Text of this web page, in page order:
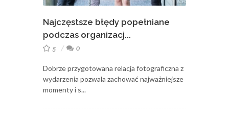
Najczęstsze błędy popełniane
podczas organizacj...
5 0
Dobrze przygotowana relacja fotograficzna z
wydarzenia pozwala zachować najważniejsze
momenty i s...